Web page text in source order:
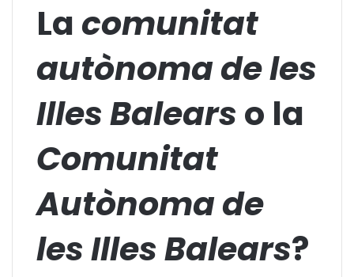
La comunitat
autònoma de les
Illes Balears o la
Comunitat
Autònoma de
les Illes Balears?